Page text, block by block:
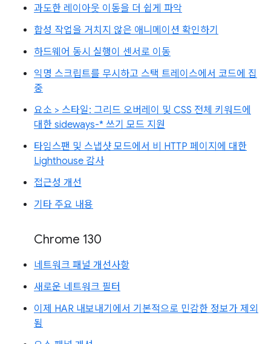
과도한 레이아웃 이동을 더 쉽게 파악
합성 작업을 거치지 않은 애니메이션 확인하기
하드웨어 동시 실행이 센서로 이동
익명 스크립트를 무시하고 스택 트레이스에서 코드에 집
중
요소 > 스타일: 그리드 오버레이 및 CSS 전체 키워드에
대한 sideways-* 쓰기 모드 지원
타임스팬 및 스냅샷 모드에서 비 HTTP 페이지에 대한
Lighthouse 감사
접근성 개선
기타 주요 내용
Chrome 130
네트워크 패널 개선사항
새로운 네트워크 필터
이제 HAR 내보내기에서 기본적으로 민감한 정보가 제외
됨